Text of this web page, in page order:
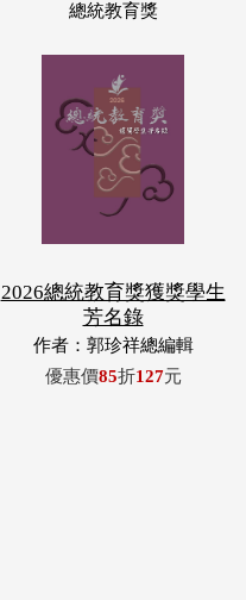
總統教育獎
2026總統教育獎獲獎學生
芳名錄
作者：郭珍祥總編輯
優惠價85折127元